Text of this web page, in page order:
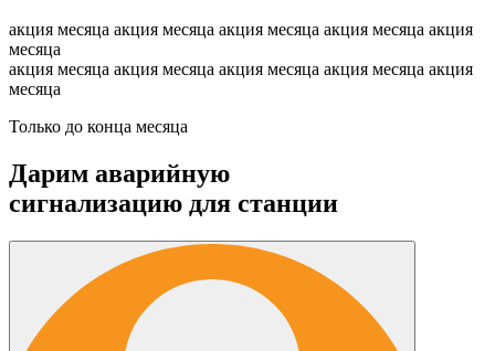
акция месяца акция месяца акция месяца акция месяца акция
месяца
акция месяца акция месяца акция месяца акция месяца акция
месяца
Только до конца месяца
Дарим аварийную
сигнализацию для станции